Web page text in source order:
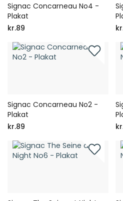
Signac Concarneau No4 -
Plakat
kr.89
Signac Concarneau No2 -
Plakat
kr.89